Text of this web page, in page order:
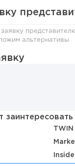
к альтернативы
заинтересовать
TWIN